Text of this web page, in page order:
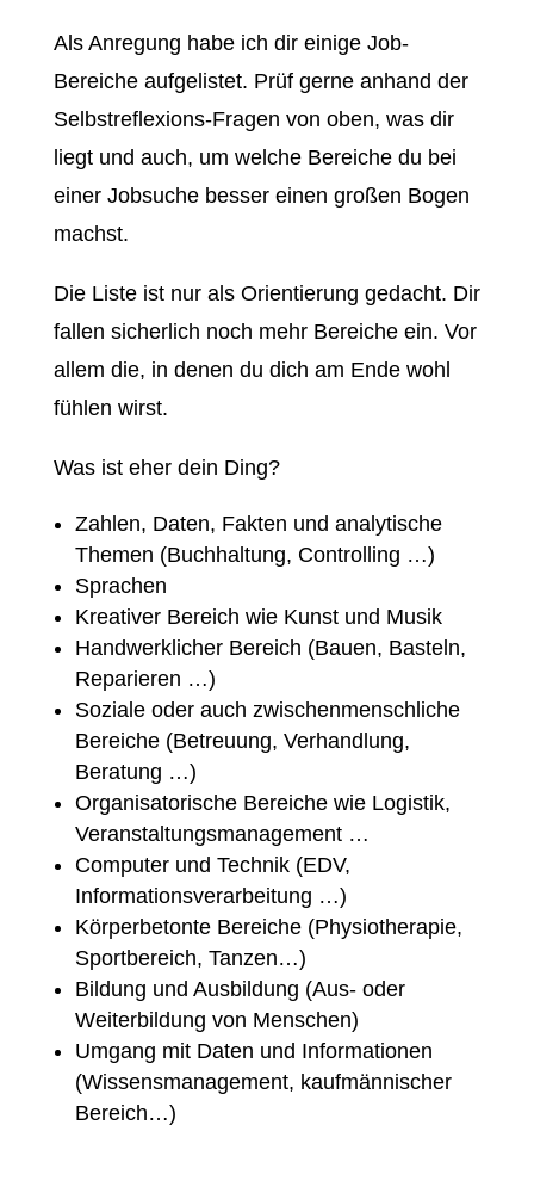
Als Anregung habe ich dir einige Job-
Bereiche aufgelistet. Prüf gerne anhand der
Selbstreflexions-Fragen von oben, was dir
liegt und auch, um welche Bereiche du bei
einer Jobsuche besser einen großen Bogen
machst.
Die Liste ist nur als Orientierung gedacht. Dir
fallen sicherlich noch mehr Bereiche ein. Vor
allem die, in denen du dich am Ende wohl
fühlen wirst.
Was ist eher dein Ding?
Zahlen, Daten, Fakten und analytische
Themen (Buchhaltung, Controlling …)
Sprachen
Kreativer Bereich wie Kunst und Musik
Handwerklicher Bereich (Bauen, Basteln,
Reparieren …)
Soziale oder auch zwischenmenschliche
Bereiche (Betreuung, Verhandlung,
Beratung …)
Organisatorische Bereiche wie Logistik,
Veranstaltungsmanagement …
Computer und Technik (EDV,
Informationsverarbeitung …)
Körperbetonte Bereiche (Physiotherapie,
Sportbereich, Tanzen…)
Bildung und Ausbildung (Aus- oder
Weiterbildung von Menschen)
Umgang mit Daten und Informationen
(Wissensmanagement, kaufmännischer
Bereich…)